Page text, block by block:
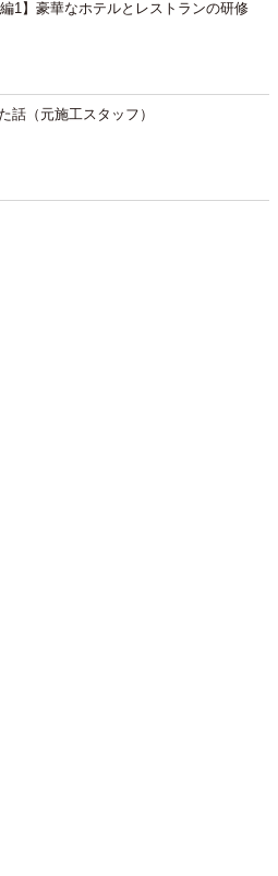
編1】豪華なホテルとレストランの研修
話（元施工スタッフ）